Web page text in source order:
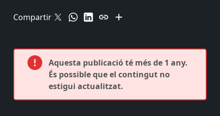
Compartir
Aquesta publicació té més de 1 any.
És possible que el contingut no
estigui actualitzat.